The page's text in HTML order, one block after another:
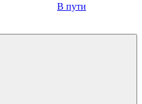
В пути